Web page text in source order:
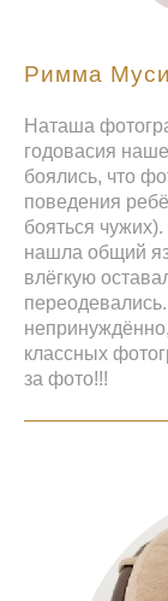
Римма
Наташа
годовасия
боялись, что
поведения
бояться
нашла общий
влёгкую
классных
за фото!!!